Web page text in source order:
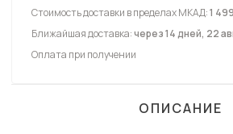
Стоимость доставки в пределах МКАД:1
Ближайшая доставка:через 14 дней, 22
Оплата при получении
ОПИСАНИЕ